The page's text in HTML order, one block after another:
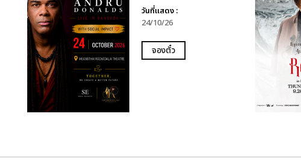
วันที่แสดง :
24/10/26
จองตั๋ว